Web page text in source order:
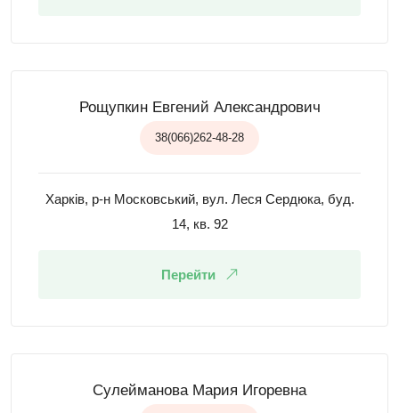
Рощупкин Евгений Александрович
38(066)262-48-28
Харків, р-н Московський, вул. Леся Сердюка, буд.
14, кв. 92
Перейти
Сулейманова Мария Игоревна